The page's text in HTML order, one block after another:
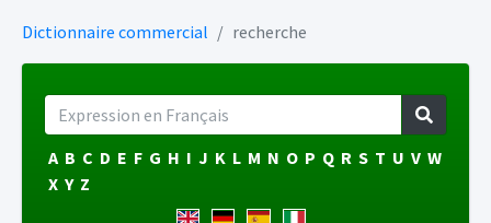
Dictionnaire commercial recherche
A B C D E F G H I J K L M N O P Q R S T U V W
X Y Z